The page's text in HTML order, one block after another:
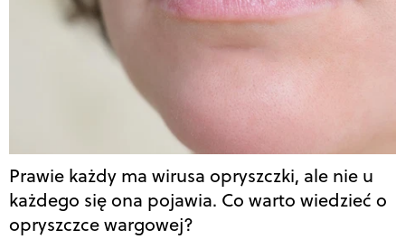
Prawie każdy ma wirusa opryszczki, ale nie u
każdego się ona pojawia. Co warto wiedzieć o
opryszczce wargowej?